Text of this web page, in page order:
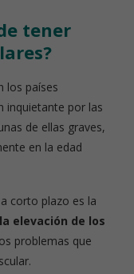
tener
los países
inquietante por las
de ellas graves,
en la edad
corto plazo es la
elevación de los
problemas que